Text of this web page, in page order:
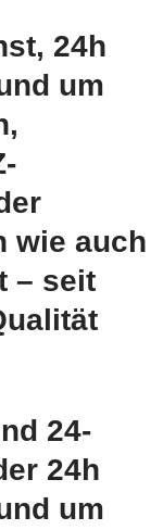
24h
um
wie auch
– seit
24-
24h
um